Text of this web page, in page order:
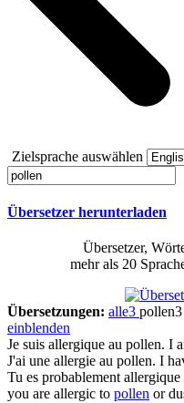
Zielsprache auswählen
Übersetzer herunterladen
Übersetzer,
mehr als 20
Übersetzungen: alle3 pollen3
einblenden
Je suis allergique au pollen. I
J'ai une allergie au pollen. I
Tu es probablement allergique
you are allergic to pollen or